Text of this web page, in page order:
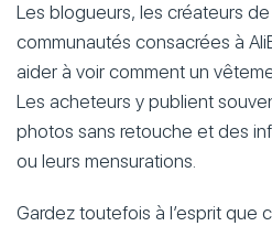
Les blogueurs, les créateurs
communautés consacrées à
aider à voir comment un
Les acheteurs y publient
photos sans retouche et des
ou leurs mensurations.
Gardez toutefois à l’esprit que